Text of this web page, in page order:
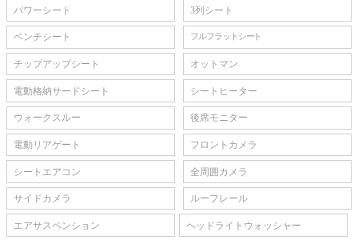
パワーシート 3列シート
ベンチシート フルフラットシート
チップアップシート オットマン
電動格納サードシート シートヒーター
ウォークスルー 後席モニター
電動リアゲート フロントカメラ
シートエアコン 全周囲カメラ
サイドカメラ ルーフレール
エアサスペンション ヘッドライトウォッシャー